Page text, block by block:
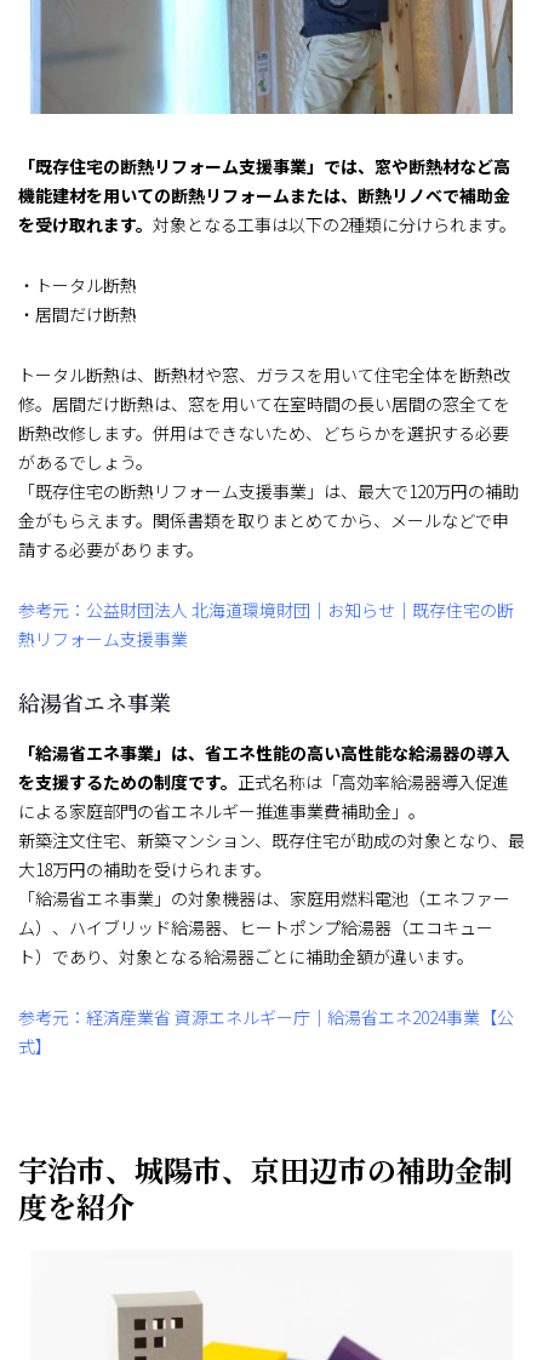
「既存住宅の断熱リフォーム支援事業」では、窓や断熱材など高
機能建材を用いての断熱リフォームまたは、断熱リノベで補助金
を受け取れます。 対象となる工事は以下の2種類に分けられます。
・トータル断熱
・居間だけ断熱
トータル断熱は、断熱材や窓、ガラスを用いて住宅全体を断熱改
修。居間だけ断熱は、窓を用いて在室時間の長い居間の窓全てを
断熱改修します。併用はできないため、どちらかを選択する必要
があるでしょう。
「既存住宅の断熱リフォーム支援事業」は、最大で120万円の補助
金がもらえます。関係書類を取りまとめてから、メールなどで申
請する必要があります。
参考元：公益財団法人 北海道環境財団｜お知らせ｜既存住宅の断
熱リフォーム支援事業
給湯省エネ事業
「給湯省エネ事業」は、省エネ性能の高い高性能な給湯器の導入
を支援するための制度です。 正式名称は「高効率給湯器導入促進
による家庭部門の省エネルギー推進事業費補助金」。
新築注文住宅、新築マンション、既存住宅が助成の対象となり、最
大18万円の補助を受けられます。
「給湯省エネ事業」の対象機器は、家庭用燃料電池（エネファー
ム）、ハイブリッド給湯器、ヒートポンプ給湯器（エコキュー
ト）であり、対象となる給湯器ごとに補助金額が違います。
参考元：経済産業省 資源エネルギー庁｜給湯省エネ2024事業【公
式】
宇治市、城陽市、京田辺市の補助金制
度を紹介